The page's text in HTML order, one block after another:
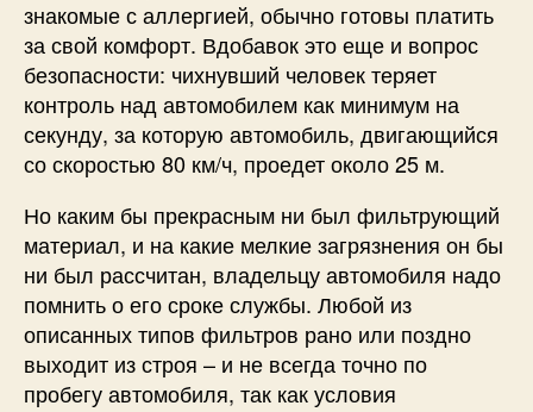
знакомые с аллергией, обычно готовы платить
за свой комфорт. Вдобавок это еще и вопрос
безопасности: чихнувший человек теряет
контроль над автомобилем как минимум на
секунду, за которую автомобиль, двигающийся
со скоростью 80 км/ч, проедет около 25 м.
Но каким бы прекрасным ни был фильтрующий
материал, и на какие мелкие загрязнения он бы
ни был рассчитан, владельцу автомобиля надо
помнить о его сроке службы. Любой из
описанных типов фильтров рано или поздно
выходит из строя – и не всегда точно по
пробегу автомобиля, так как условия